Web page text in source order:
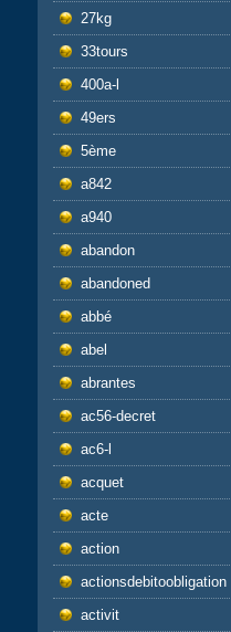
27kg
33tours
400a-l
49ers
5ème
a842
a940
abandon
abandoned
abbé
abel
abrantes
ac56-decret
ac6-l
acquet
acte
action
actionsdebitoobligation
activit